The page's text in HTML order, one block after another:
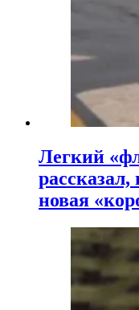
Легкий
новая